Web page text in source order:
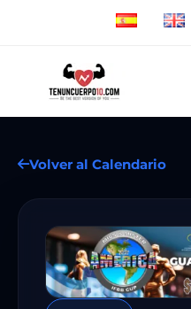
Volver al Calendario